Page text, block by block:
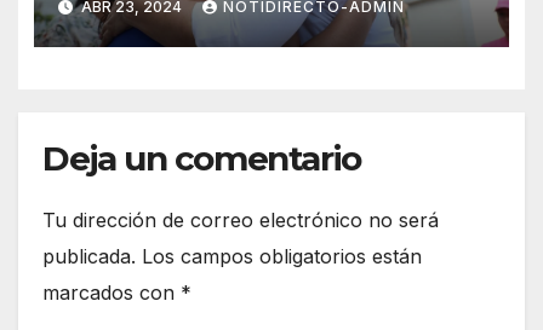
ABR 23, 2024 NOTIDIRECTO-ADMIN
Deja un comentario
Tu dirección de correo electrónico no será
publicada. Los campos obligatorios están
marcados con *